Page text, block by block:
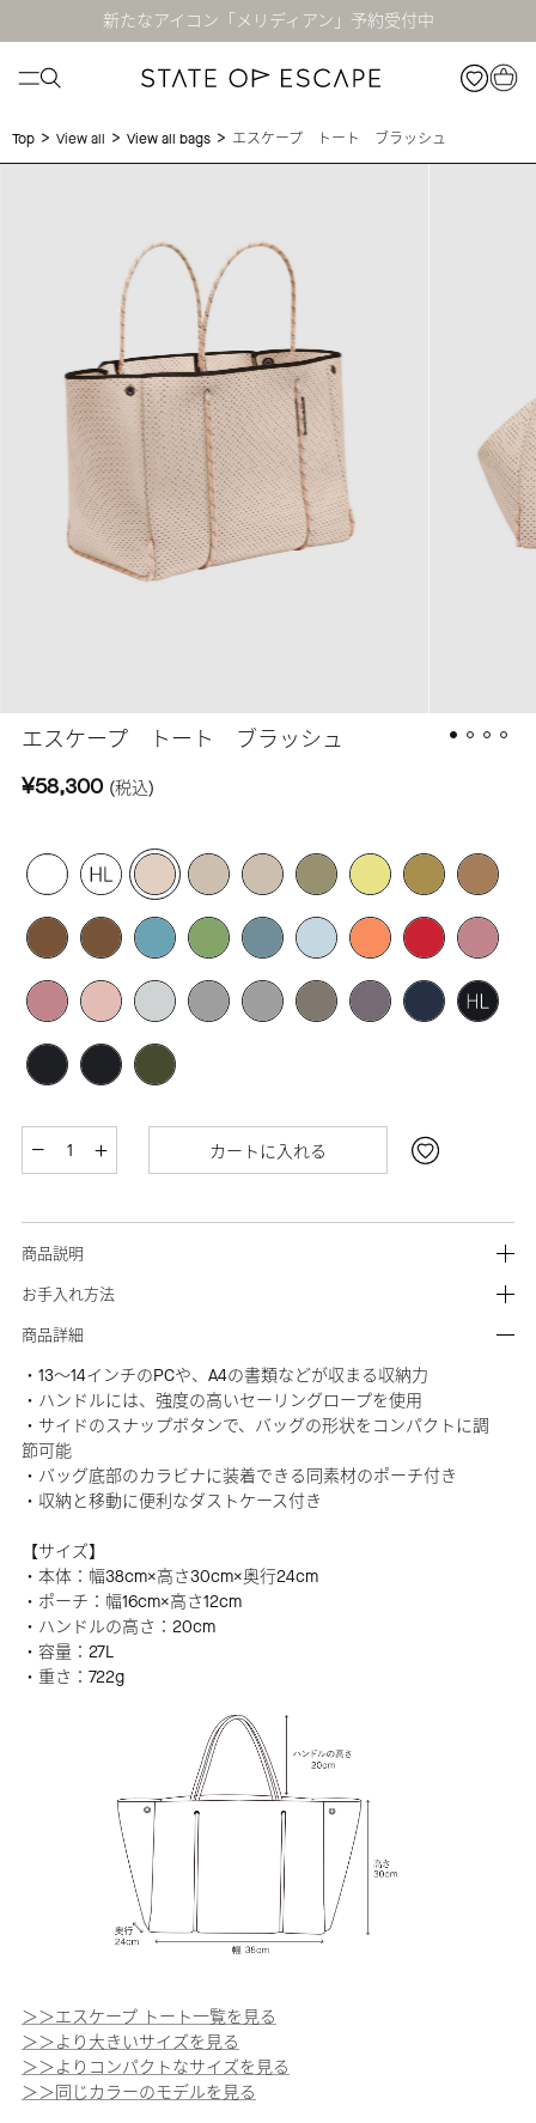
新たなアイコン「メリディアン」予約受付中
Top > View all > View all bags > エスケープ トート ブラッシュ
エスケープ トート ブラッシュ
¥58,300 (税込)
カートに入れる
商品説明
お手入れ方法
商品詳細
・13～14インチのPCや、A4の書類などが収まる収納力
・ハンドルには、強度の高いセーリングロープを使用
・サイドのスナップボタンで、バッグの形状をコンパクトに調
節可能
・バッグ底部のカラビナに装着できる同素材のポーチ付き
・収納と移動に便利なダストケース付き
【サイズ】
・本体：幅38cm×高さ30cm×奥行24cm
・ポーチ：幅16cm×高さ12cm
・ハンドルの高さ：20cm
・容量：27L
・重さ：722g
＞＞エスケープ トート一覧を見る
＞＞より大きいサイズを見る
＞＞よりコンパクトなサイズを見る
＞＞同じカラーのモデルを見る